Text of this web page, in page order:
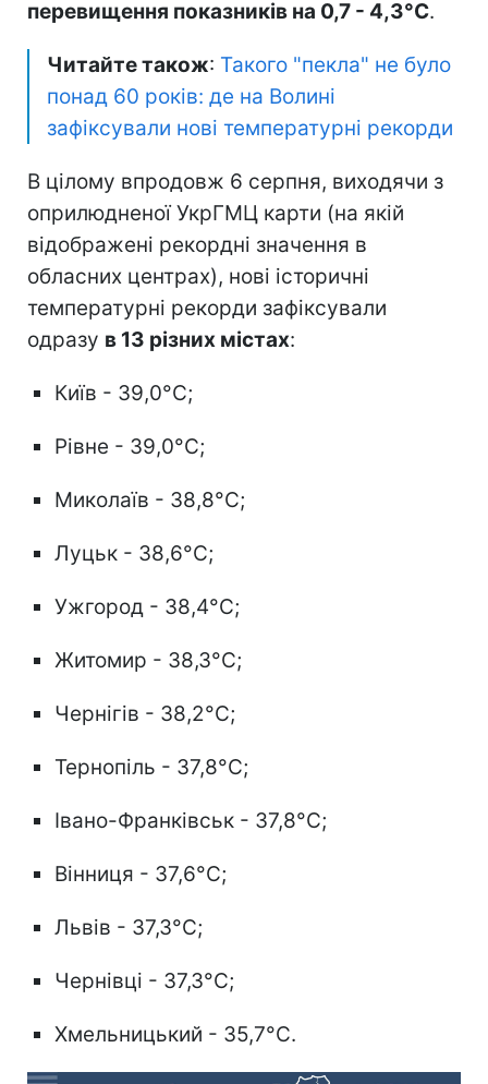
перевищення показників на 0,7 - 4,3°C.
Читайте також: Такого "пекла" не було
понад 60 років: де на Волині
зафіксували нові температурні рекорди
В цілому впродовж 6 серпня, виходячи з
оприлюдненої УкрГМЦ карти (на якій
відображені рекордні значення в
обласних центрах), нові історичні
температурні рекорди зафіксували
одразу в 13 різних містах:
Київ - 39,0°C;
Рівне - 39,0°C;
Миколаїв - 38,8°C;
Луцьк - 38,6°C;
Ужгород - 38,4°C;
Житомир - 38,3°C;
Чернігів - 38,2°C;
Тернопіль - 37,8°C;
Івано-Франківськ - 37,8°C;
Вінниця - 37,6°C;
Львів - 37,3°C;
Чернівці - 37,3°C;
Хмельницький - 35,7°C.